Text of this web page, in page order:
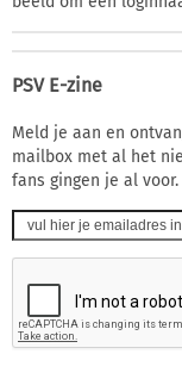
PSV E-zine
Meld je aan en
mailbox met al het
fans gingen je al voor.